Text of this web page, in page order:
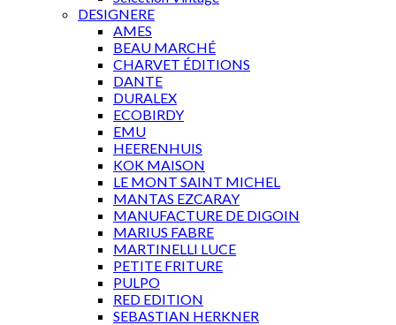
DESIGNERE
AMES
BEAU MARCHÉ
CHARVET ÉDITIONS
DANTE
DURALEX
ECOBIRDY
EMU
HEERENHUIS
KOK MAISON
LE MONT SAINT MICHEL
MANTAS EZCARAY
MANUFACTURE DE DIGOIN
MARIUS FABRE
MARTINELLI LUCE
PETITE FRITURE
PULPO
RED EDITION
SEBASTIAN HERKNER